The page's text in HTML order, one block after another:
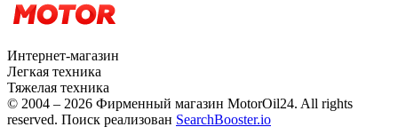
Интернет-магазин
Легкая техника
Тяжелая техника
© 2004 – 2026 Фирменный магазин MotorOil24. All rights
reserved. Поиск реализован SearchBooster.io